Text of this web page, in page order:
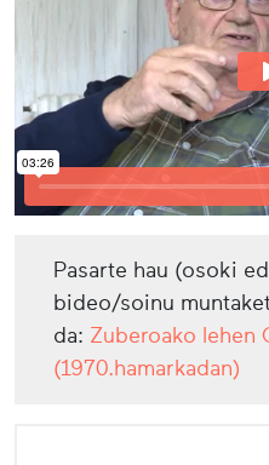
Pasarte hau (osoki
bideo/soinu
da: Zuberoako lehen
(1970.hamarkadan)